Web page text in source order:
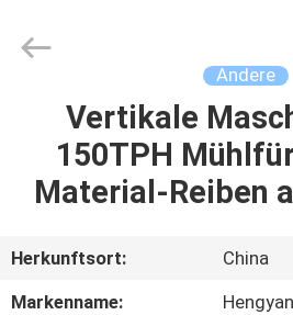
HAUS
PRODUKTE
ÜBER
UNS
Industrial
Andere
Vertikale
150TPH
Material-Reiben
Herkunftsort:
China
Markenname: